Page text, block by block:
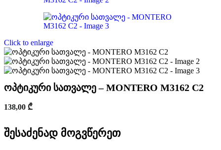
Click to enlarge
ოპტიკური სათვალე – MONTERO M3162 C2
138,00 ₾
შესაძენად მოგვწერეთ